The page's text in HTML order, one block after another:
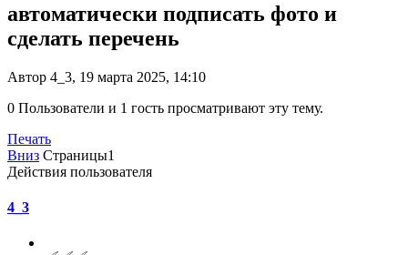
автоматически подписать фото и
сделать перечень
Автор 4_3, 19 марта 2025, 14:10
0 Пользователи и 1 гость просматривают эту тему.
Печать
Вниз Страницы1
Действия пользователя
4_3